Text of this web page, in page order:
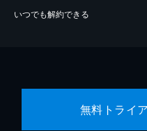
いつでも解約できる
無料トライ